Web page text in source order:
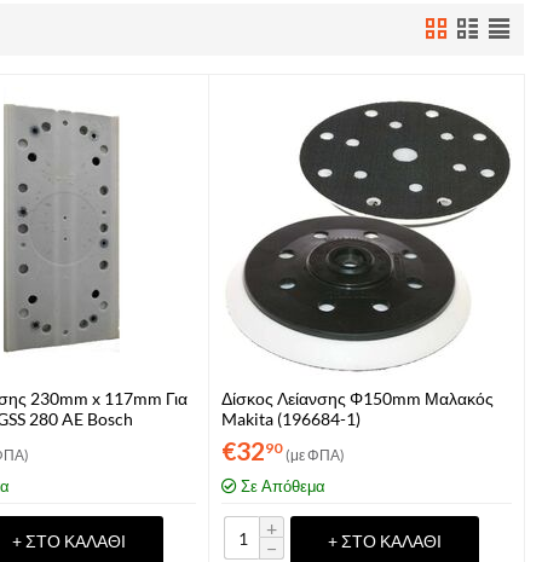
230mm x 117mm Για
280 AE Bosch
+ ΣΤΟ ΚΑΛΆΘΙ
Δίσκος Λείανσης Φ150mm Μαλακός
Makita (196684-1)
€3290 (με ΦΠΑ)
Σε Απόθεμα
+
−
+ ΣΤΟ ΚΑΛΆΘΙ